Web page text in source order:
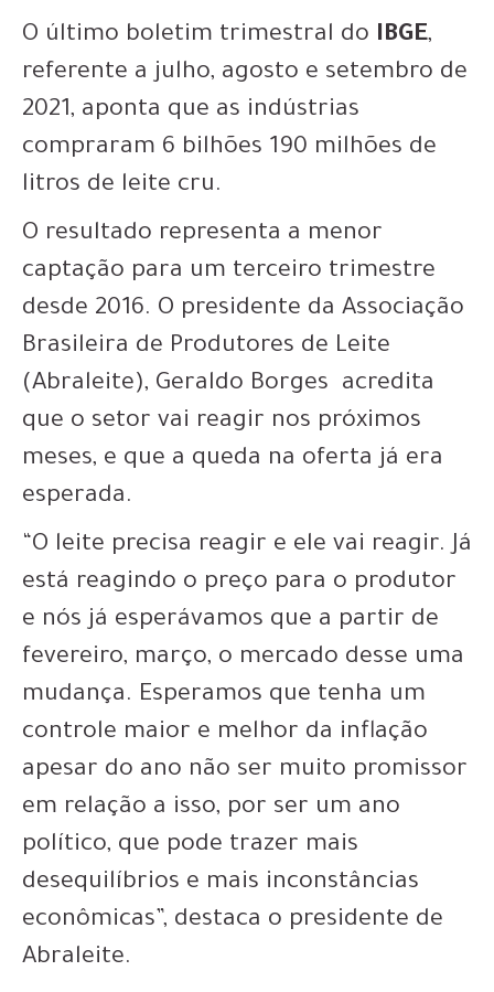
O último boletim trimestral do IBGE,
referente a julho, agosto e setembro de
2021, aponta que as indústrias
compraram 6 bilhões 190 milhões de
litros de leite cru.
O resultado representa a menor
captação para um terceiro trimestre
desde 2016. O presidente da Associação
Brasileira de Produtores de Leite
(Abraleite), Geraldo Borges acredita
que o setor vai reagir nos próximos
meses, e que a queda na oferta já era
esperada.
“O leite precisa reagir e ele vai reagir. Já
está reagindo o preço para o produtor
e nós já esperávamos que a partir de
fevereiro, março, o mercado desse uma
mudança. Esperamos que tenha um
controle maior e melhor da inflação
apesar do ano não ser muito promissor
em relação a isso, por ser um ano
político, que pode trazer mais
desequilíbrios e mais inconstâncias
econômicas”, destaca o presidente de
Abraleite.